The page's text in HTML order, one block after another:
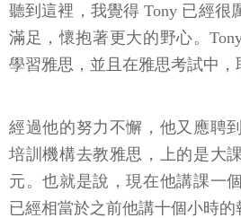
聽到這裡，我覺得 Tony 已經很
滿足，懷抱著更大的野心。
學習雅思，並且在雅思考試中，
經過他的努力不懈，他又應聘
培訓機構去教雅思，上的是大
元。也就是說，現在他講課一
已經相當於之前他講十個小時的